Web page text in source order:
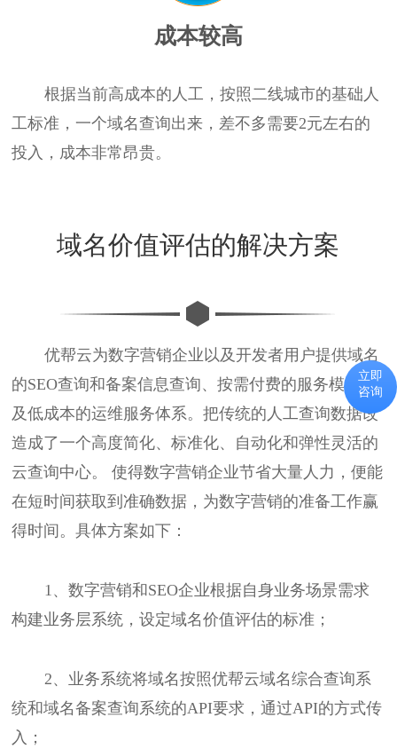
成本较高
根据当前高成本的人工，按照二线城市的基础人
工标准，一个域名查询出来，差不多需要2元左右的
投入，成本非常昂贵。
域名价值评估的解决方案
优帮云为数字营销企业以及开发者用户提供域名
的SEO查询和备案信息查询、按需付费的服务模式以
及低成本的运维服务体系。把传统的人工查询数据改
造成了一个高度简化、标准化、自动化和弹性灵活的
云查询中心。 使得数字营销企业节省大量人力，便能
在短时间获取到准确数据，为数字营销的准备工作赢
得时间。具体方案如下：
1、数字营销和SEO企业根据自身业务场景需求
构建业务层系统，设定域名价值评估的标准；
2、业务系统将域名按照优帮云域名综合查询系
统和域名备案查询系统的API要求，通过API的方式传
入；
立即
咨询